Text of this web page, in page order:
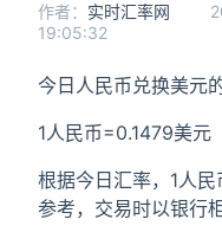
作者： 实时汇率网
19:05:32
今日人民币兑换美元
1人民币=0.1479美元
根据今日汇率，1人
参考，交易时以银行